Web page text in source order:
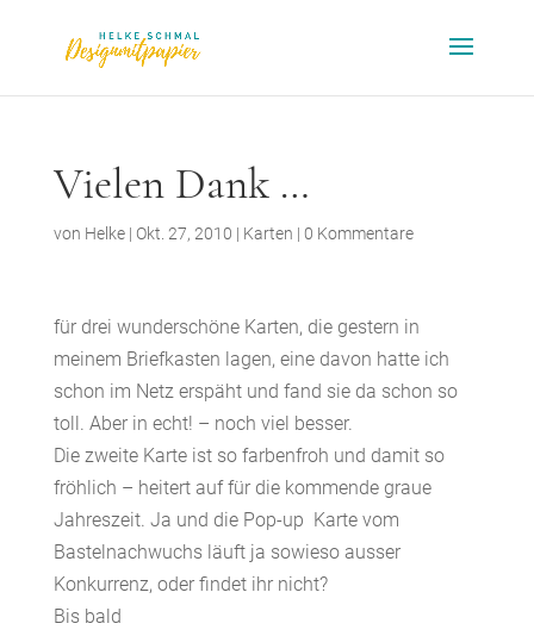
Vielen Dank …
von Helke| Okt. 27, 2010 | Karten | 0 Kommentare
für drei wunderschöne Karten, die gestern in
meinem Briefkasten lagen, eine davon hatte ich
schon im Netz erspäht und fand sie da schon so
toll. Aber in echt! – noch viel besser.
Die zweite Karte ist so farbenfroh und damit so
fröhlich – heitert auf für die kommende graue
Jahreszeit. Ja und die Pop-up Karte vom
Bastelnachwuchs läuft ja sowieso ausser
Konkurrenz, oder findet ihr nicht?
Bis bald